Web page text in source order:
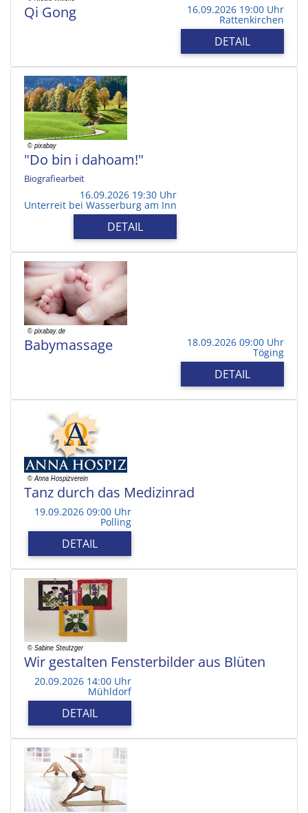
Qi Gong 16.09.2026 19:00 Uhr
Rattenkirchen
DETAIL
"Do bin i dahoam!"
Biografiearbeit
16.09.2026 19:30 Uhr
Unterreit bei Wasserburg am Inn
DETAIL
Babymassage 18.09.2026 09:00 Uhr
Töging
DETAIL
Tanz durch das Medizinrad
19.09.2026 09:00 Uhr
Polling
DETAIL
Wir gestalten Fensterbilder aus Blüten
20.09.2026 14:00 Uhr
Mühldorf
DETAIL